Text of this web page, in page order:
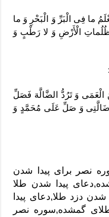
ما فِی الْبَرِّ وَ الْبَحْرِ وَ ما
ظُلُماتِ الْأَرْضِ وَ لا رَطْبٍ وَ
الْعَمَى وَ تَرُدُّ الضَّالَّهَ فَصَلِّ
وَ صَلِّ عَلَى مُحَمَّدٍ وَ
نصر برای پیدا شدن
پیدا شدن طلا
دزد طلا,دعای پیدا
گمشده,سوره نصر